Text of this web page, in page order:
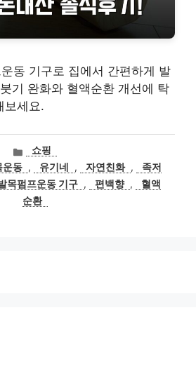
동 기구로 집에서 간편하게 발
기 완화와 혈액순환 개선에 탁
보세요.
카
고
리
쇼핑
운동 , 유기네 , 자연친화 ,
족저
목펌프운동 기구 , 편백향 ,
혈액
순환